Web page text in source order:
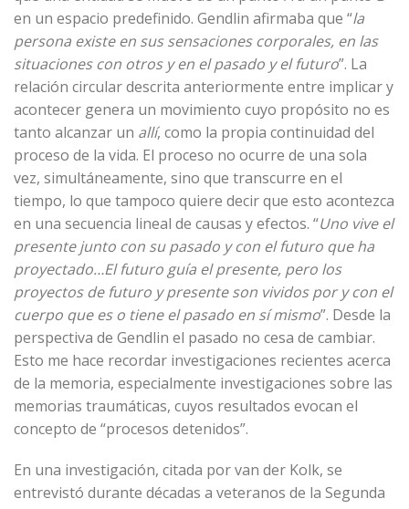
en un espacio predefinido. Gendlin afirmaba que “la
persona existe en sus sensaciones corporales, en las
situaciones con otros y en el pasado y el futuro”. La
relación circular descrita anteriormente entre implicar y
acontecer genera un movimiento cuyo propósito no es
tanto alcanzar un allí, como la propia continuidad del
proceso de la vida. El proceso no ocurre de una sola
vez, simultáneamente, sino que transcurre en el
tiempo, lo que tampoco quiere decir que esto acontezca
en una secuencia lineal de causas y efectos. “Uno vive el
presente junto con su pasado y con el futuro que ha
proyectado…El futuro guía el presente, pero los
proyectos de futuro y presente son vividos por y con el
cuerpo que es o tiene el pasado en sí mismo”. Desde la
perspectiva de Gendlin el pasado no cesa de cambiar.
Esto me hace recordar investigaciones recientes acerca
de la memoria, especialmente investigaciones sobre las
memorias traumáticas, cuyos resultados evocan el
concepto de “procesos detenidos”.
En una investigación, citada por van der Kolk, se
entrevistó durante décadas a veteranos de la Segunda